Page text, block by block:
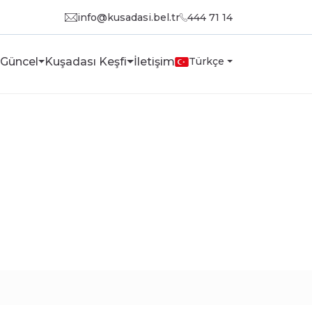
info@kusadasi.bel.tr 444 71 14
Güncel Kuşadası Keşfi İletişim Türkçe